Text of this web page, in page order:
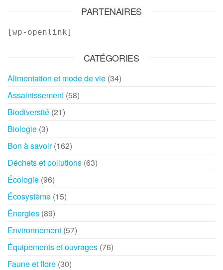
PARTENAIRES
[wp-openlink]
CATÉGORIES
Alimentation et mode de vie (34)
Assainissement (58)
Biodiversité (21)
Biologie (3)
Bon à savoir(162)
Déchets et pollutions (63)
Écologie (96)
Écosystème (15)
Énergies (89)
Environnement (57)
Équipements et ouvrages (76)
Faune et flore (30)